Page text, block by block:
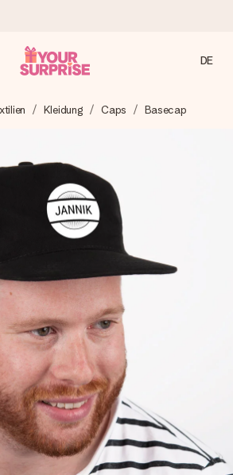
sorgfältig vor und schicken es
auf +15.000 Bewertungen)
begeistern. Kunden bewerten uns mit
(Gesamtergebnis aller Länder, in
im Handumdrehen
in wenigen Schritten – mit
Foto oder einer Nachricht von
nur pure Liebe für den perfekten
DE
Kleidung Caps Basecap